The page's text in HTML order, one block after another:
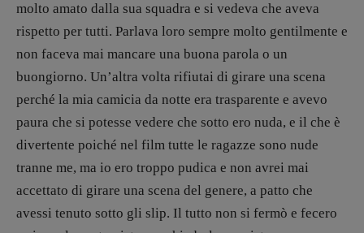
Recensioni
Primo Piano
Interviste
RUBRICHE
molto amato dalla sua squadra e si vedeva che aveva
rispetto per tutti. Parlava loro sempre molto gentilmente e
non faceva mai mancare una buona parola o un
buongiorno. Un’altra volta rifiutai di girare una scena
perché la mia camicia da notte era trasparente e avevo
paura che si potesse vedere che sotto ero nuda, e il che è
divertente poiché nel film tutte le ragazze sono nude
tranne me, ma io ero troppo pudica e non avrei mai
accettato di girare una scena del genere, a patto che
avessi tenuto sotto gli slip. Il tutto non si fermò e fecero